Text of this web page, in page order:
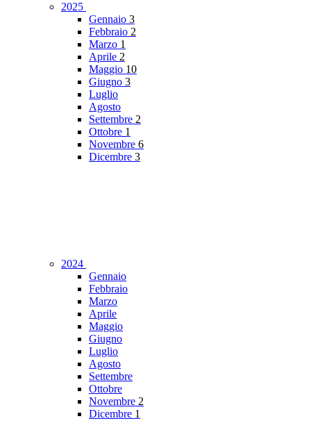
2025
Gennaio 3
Febbraio 2
Marzo 1
Aprile 2
Maggio 10
Giugno 3
Luglio
Agosto
Settembre 2
Ottobre 1
Novembre 6
Dicembre 3
2024
Gennaio
Febbraio
Marzo
Aprile
Maggio
Giugno
Luglio
Agosto
Settembre
Ottobre
Novembre 2
Dicembre 1